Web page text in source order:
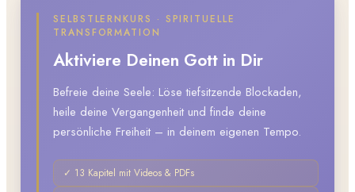
SELBSTLERNKURS · SPIRITUELLE
TRANSFORMATION
Aktiviere Deinen Gott in Dir
Befreie deine Seele: Löse tiefsitzende Blockaden,
heile deine Vergangenheit und finde deine
persönliche Freiheit – in deinem eigenen Tempo.
✓ 13 Kapitel mit Videos & PDFs